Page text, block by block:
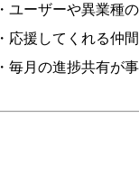
・ユーザーや異業種
・応援してくれる仲
・毎月の進捗共有が